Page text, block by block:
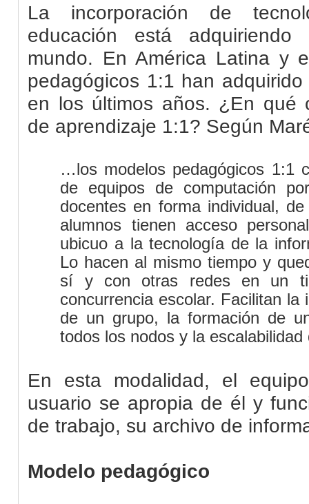
La incorporación de
educación está
mundo. En América Latina y
pedagógicos 1:1 han
en los últimos años. ¿En qué
de aprendizaje 1:1? Según
…los modelos pedagógicos 1:1
de equipos de computación
docentes en forma individual,
alumnos tienen acceso
ubicuo a la tecnología de la
Lo hacen al mismo tiempo y
sí y con otras redes en un
concurrencia escolar. Facilitan la
de un grupo, la formación de
todos los nodos y la
En esta modalidad, el
usuario se apropia de él y
de trabajo, su archivo de
Modelo pedagógico